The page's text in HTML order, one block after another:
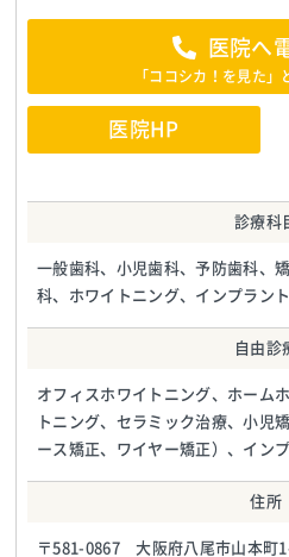
医院へ
「ココシカ！を見た」
医院HP
診療科
一般歯科、小児歯科、予防歯科、
科、ホワイトニング、インプラント
自由診
オフィスホワイトニング、ホーム
トニング、セラミック治療、小児
ース矯正、ワイヤー矯正）、イン
住所
〒581-0867 大阪府八尾市山本町